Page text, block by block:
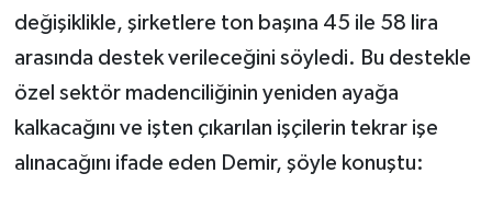
değişiklikle, şirketlere ton başına 45 ile 58 lira
arasında destek verileceğini söyledi. Bu destekle
özel sektör madenciliğinin yeniden ayağa
kalkacağını ve işten çıkarılan işçilerin tekrar işe
alınacağını ifade eden Demir, şöyle konuştu: